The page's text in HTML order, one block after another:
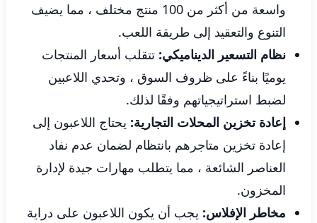
واسعة من أكثر من 100 منتج مختلف ، مما يضيف
التنوع والتعقيد إلى طريقة اللعب.
نظام التسعير الديناميكي: تتقلب أسعار المنتجات
يوميًا بناءً على ظروف السوق ، وتحدي اللاعبين
لضبط استراتيجياتهم وفقًا لذلك.
إعادة تخزين المحلات التجارية: يحتاج اللاعبون إلى
إعادة تخزين متاجرهم بانتظام لضمان عدم نفاد
العناصر الشائعة ، مما يتطلب مهارات جيدة لإدارة
المخزون.
مخاطر الإفلاس: يجب أن يكون اللاعبون على دراية